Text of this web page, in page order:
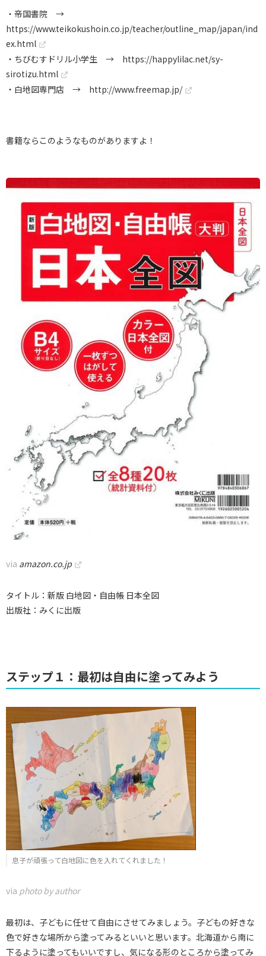
・帝国書院 →
https://www.teikokushoin.co.jp/teacher/outline_map/japan/ind
ex.html
・ちびむすドリル小学生 → https://happylilac.net/sy-
sirotizu.html
・白地図専門店 → http://www.freemap.jp/
書籍ならこのようなものがありますよ！
via amazon.co.jp
タイトル：新版 白地図・自由帳 日本全図
出版社：みくに出版
ステップ１：最初は自由に塗ってみよう
息子が頑張って白地図に色を入れてくれました！
via photo by author
最初は、子どもに任せて自由にさせてみましょう。子どもの好きな
色で好きな場所から塗ってみるといいと思います。北海道から南に
下るように塗ってもいいですし、気になる形のところから塗ってみ